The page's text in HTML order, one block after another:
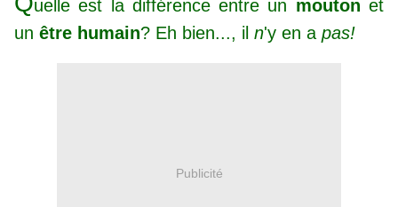
uelle est la différence entre un mouton et
un être humain? Eh bien..., il n'y en a pas!
Publicité